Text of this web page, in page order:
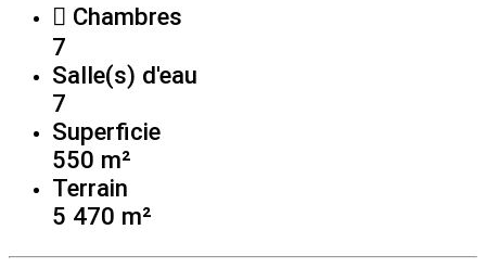
Chambres
7
Salle(s) d'eau
7
Superficie
550 m²
Terrain
5 470 m²